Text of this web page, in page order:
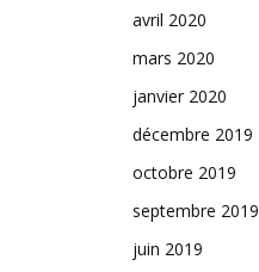
avril 2020
mars 2020
janvier 2020
décembre 2019
octobre 2019
septembre 2019
juin 2019